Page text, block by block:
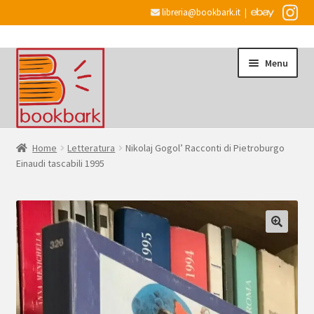
libreria@bookbark.it |
Vai
alla
navigazione
Vai
al
contenuto
Menu
Home
il
menu
child
Desiderata
Checkout
Account
il
Home Letteratura
Nikolaj Gogol’ Racconti di Pietroburgo
Einaudi tascabili 1995